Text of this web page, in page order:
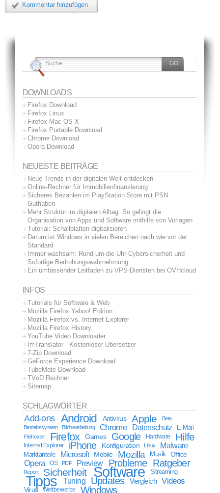
Kommentar hinzufügen
DOWNLOADS
Firefox Download
Firefox Linux
Firefox Mac OS X
Firefox Portable Download
Chrome Download
Opera Download
NEUESTE BEITRÄGE
Neue Trends in der digitalen Welt entdecken
Online-Rechner für Immobilienfinanzierung
Sicheres Bezahlen im PlayStation Store mit PSN
Guthaben
Mehr Struktur im digitalen Alltag: So gelingt die
Organisation von Apps und Software mithilfe von Vorlagen
Tutorial: Schallplatten digitalisieren
Darum ist Windows in vielen Bereichen nach wie vor der
Standard
Immer wachsam: Rund-um-die-Uhr-Cybersicherheit und
Sofortige Bedrohungswahrnehmung
Ein umfassender Leitfaden zu VPS-Diensten bei OVHcloud
INFOS
Tutorials für Software & Web
Mozilla Firefox Yahoo! Edition
Mozilla Firefox vs. Internet Explorer
Mozilla Firefox History
YouTube Video Downloader
ImTranslator - Kostenloser Übersetzer
7-Zip Download
GeForce Experience Download
TubeMate Download
TVöD Rechner
Sitemap
SCHLAGWÖRTER
Add-ons Android Antivirus Apple
Beta
Betriebssystem
Bildbearbeitung Chrome Datenschutz E-Mail
Filehoster Firefox Games Google Hardware Hilfe
Internet Explorer iPhone Konfiguration Linux Malware
Marktanteile Microsoft Mobile Mozilla Musik Office
Opera OS PDF Preview Probleme Ratgeber
Report Sicherheit Software Streaming
Tipps Tuning Updates Vergleich Videos
Virus Wettbewerbe Windows